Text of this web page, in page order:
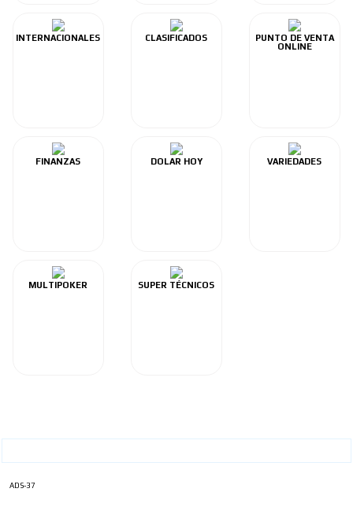
INTERNACIONALES CLASIFICADOS
PUNTO DE VENTA
ONLINE
FINANZAS DOLAR HOY VARIEDADES
MULTIPOKER SUPER TÉCNICOS
ADS-37